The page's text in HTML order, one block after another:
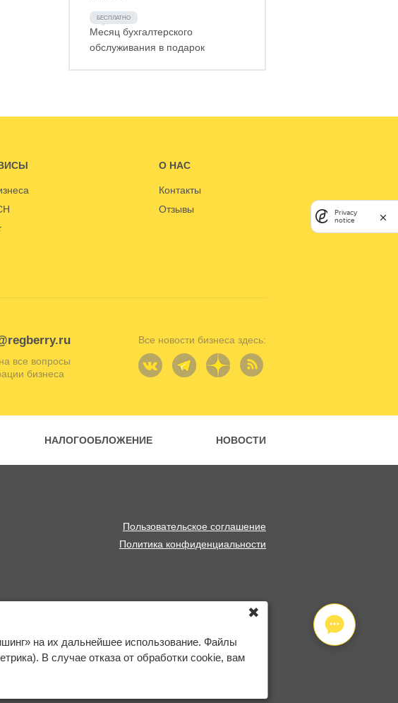
Месяц бухгалтерского
обслуживания в подарок
О НАС
Контакты
Отзывы
все вопросы
бизнеса
Все новости бизнеса здесь:
НАЛОГООБЛОЖЕНИЕ НОВОСТИ
Пользовательское соглашение
Политика конфиденциальности
на их дальнейшее использование. Файлы
В случае отказа от обработки cookie, вам
✖
Privacy
notice